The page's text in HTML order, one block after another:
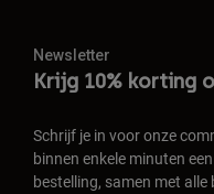
Newsletter
Krijg 10% korting
Schrijf je in voor onze
binnen enkele minuten
bestelling, samen met